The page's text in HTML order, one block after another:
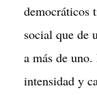
democráticos
social que de
a más de
intensidad y